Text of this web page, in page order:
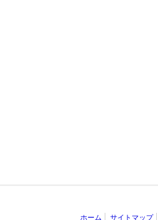
ホーム サイトマップ